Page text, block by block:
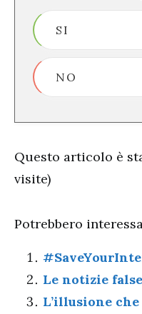
SI
NO
Questo articolo è
visite)
Potrebbero
Le notizie false
L’illusione